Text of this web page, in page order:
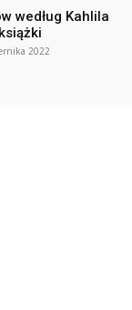
według Kahlila
2022